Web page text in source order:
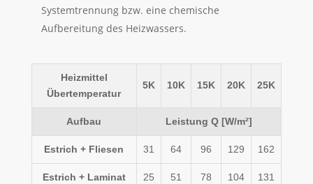
Systemtrennung bzw. eine chemische
Aufbereitung des Heizwassers.
Heizmittel
Übertemperatur
5K 10K 15K 20K 25K
Aufbau Leistung Q [W/m²]
Estrich + Fliesen 31 64 96 129 162
Estrich + Laminat 25 51 78 104 131